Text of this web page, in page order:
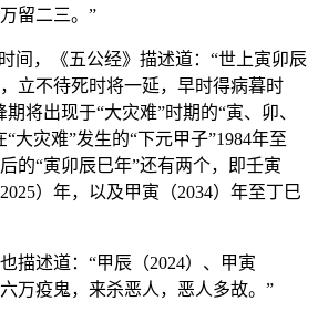
留二三。”
间，《五公经》描述道：“世上寅卯辰
立不待死时将一延，早时得病暮时
将出现于“大灾难”时期的“寅、卯、
大灾难”发生的“下元甲子”1984年至
的“寅卯辰巳年”还有两个，即壬寅
）年，以及甲寅（2034）年至丁巳
描述道：“甲辰（2024）、甲寅
六万疫鬼，来杀恶人，恶人多故。”